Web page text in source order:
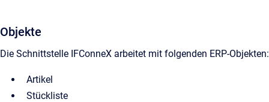
Objekte
Die Schnittstelle IFConneX arbeitet mit folgenden ERP-Objekten:
Artikel
Stückliste